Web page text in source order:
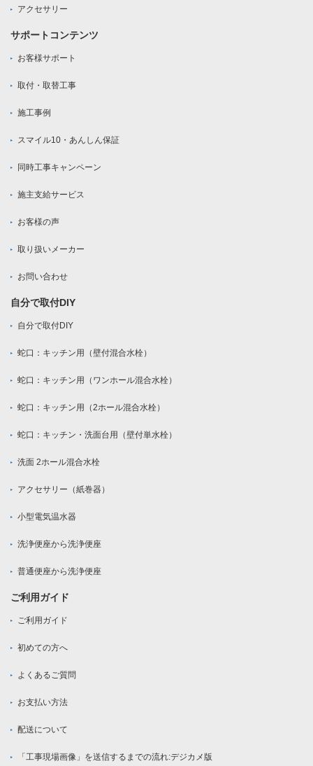
アクセサリー
サポートコンテンツ
お客様サポート
取付・取替工事
施工事例
スマイル10・あんしん保証
同時工事キャンペーン
施主支給サービス
お客様の声
取り扱いメーカー
お問い合わせ
自分で取付DIY
自分で取付DIY
蛇口：キッチン用（壁付混合水栓）
蛇口：キッチン用（ワンホール混合水栓）
蛇口：キッチン用（2ホール混合水栓）
蛇口：キッチン・洗面台用（壁付単水栓）
洗面 2ホール混合水栓
アクセサリー（紙巻器）
小型電気温水器
洗浄便座から洗浄便座
普通便座から洗浄便座
ご利用ガイド
ご利用ガイド
初めての方へ
よくあるご質問
お支払い方法
配送について
「工事現場画像」を送信するまでの流れ:デジカメ版